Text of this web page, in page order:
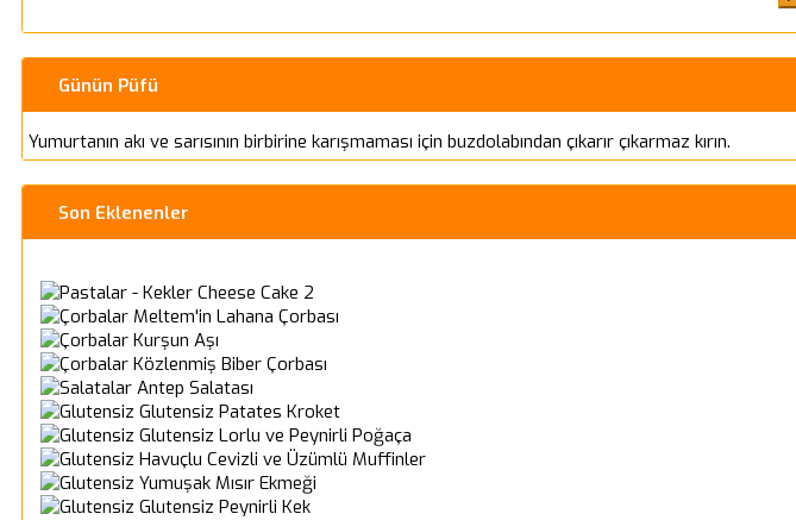
Günün Püfü
Yumurtanın akı ve sarısının birbirine karışmaması için buzdolabından çıkarır çıkarmaz kırın.
Son Eklenenler
Cheese Cake 2
Meltem'in Lahana Çorbası
Kurşun Aşı
Közlenmiş Biber Çorbası
Antep Salatası
Glutensiz Patates Kroket
Glutensiz Lorlu ve Peynirli Poğaça
Havuçlu Cevizli ve Üzümlü Muffinler
Yumuşak Mısır Ekmeği
Glutensiz Peynirli Kek